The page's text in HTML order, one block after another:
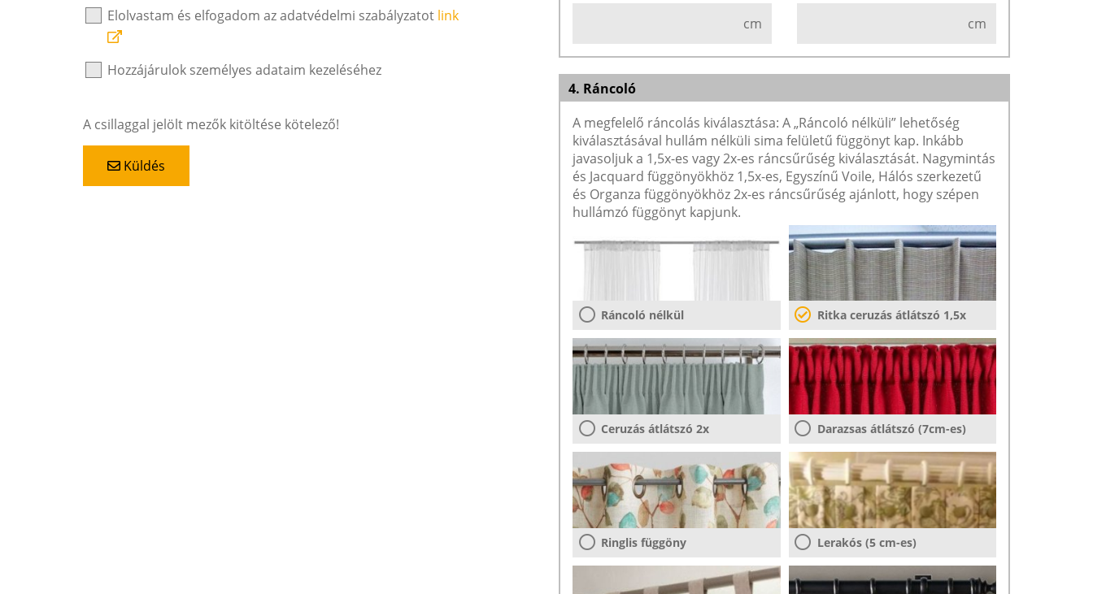
Elolvastam és elfogadom az adatvédelmi szabályzatot link
Hozzájárulok személyes adataim kezeléséhez
A csillaggal jelölt mezők kitöltése kötelező!
Küldés
cm
cm
4. Ráncoló
A megfelelő ráncolás kiválasztása: A „Ráncoló nélküli” lehetőség
kiválasztásával hullám nélküli sima felületű függönyt kap. Inkább
javasoljuk a 1,5x-es vagy 2x-es ráncsűrűség kiválasztását. Nagymintás
és Jacquard függönyökhöz 1,5x-es, Egyszínű Voile, Hálós szerkezetű
és Organza függönyökhöz 2x-es ráncsűrűség ajánlott, hogy szépen
hullámzó függönyt kapjunk.
Ráncoló nélkül Ritka ceruzás átlátszó 1,5x
Ceruzás átlátszó 2x Darazsas átlátszó (7cm-es)
Ringlis függöny Lerakós (5 cm-es)